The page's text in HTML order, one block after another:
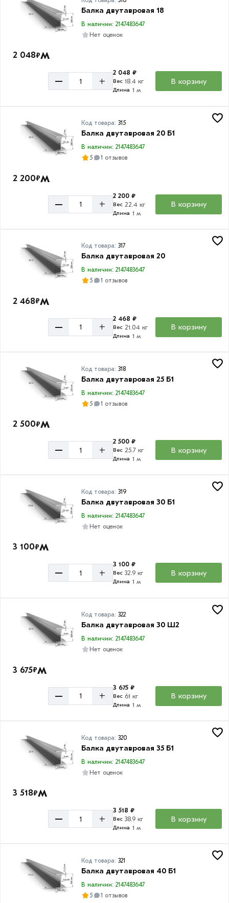
Балка двутавровая 18
В наличии: 2147483647
Нет оценок
2 048₽м
– +
2 048 ₽
Вес 18.4 кг
Длина 1 м
В корзину
Код товара: 315
Балка двутавровая 20 Б1
В наличии: 2147483647
5
1 отзывов
2 200₽м
– +
2 200 ₽
Вес 22.4 кг
Длина 1 м
В корзину
Код товара: 317
Балка двутавровая 20
В наличии: 2147483647
5
1 отзывов
2 468₽м
– +
2 468 ₽
Вес 21.04 кг
Длина 1 м
В корзину
Код товара: 318
Балка двутавровая 25 Б1
В наличии: 2147483647
5
1 отзывов
2 500₽м
– +
2 500 ₽
Вес 25.7 кг
Длина 1 м
В корзину
Код товара: 319
Балка двутавровая 30 Б1
В наличии: 2147483647
Нет оценок
3 100₽м
– +
3 100 ₽
Вес 32.9 кг
Длина 1 м
В корзину
Код товара: 322
Балка двутавровая 30 Ш2
В наличии: 2147483647
Нет оценок
3 675₽м
– +
3 675 ₽
Вес 61 кг
Длина 1 м
В корзину
Код товара: 320
Балка двутавровая 35 Б1
В наличии: 2147483647
Нет оценок
3 518₽м
– +
3 518 ₽
Вес 38.9 кг
Длина 1 м
В корзину
Код товара: 321
Балка двутавровая 40 Б1
В наличии: 2147483647
5
1 отзывов